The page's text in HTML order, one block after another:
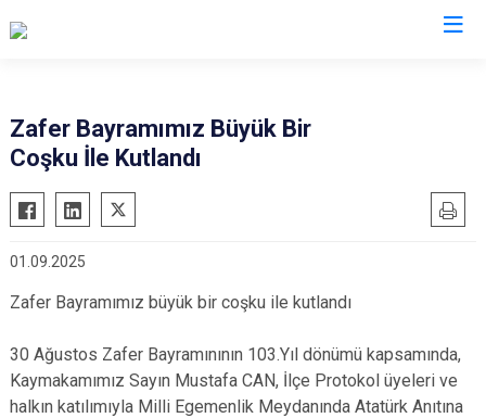
Ahmetli
Akhisar
Demirci
Gölmarmara
Kırkağaç
Köprübaşı
Soma
Şehzadeler
Yunusemre
Zafer Bayramımız Büyük Bir
Coşku İle Kutlandı
01.09.2025
Zafer Bayramımız büyük bir coşku ile kutlandı
30 Ağustos Zafer Bayramınının 103.Yıl dönümü kapsamında,
Kaymakamımız Sayın Mustafa CAN, İlçe Protokol üyeleri ve
halkın katılımıyla Milli Egemenlik Meydanında Atatürk Anıtına